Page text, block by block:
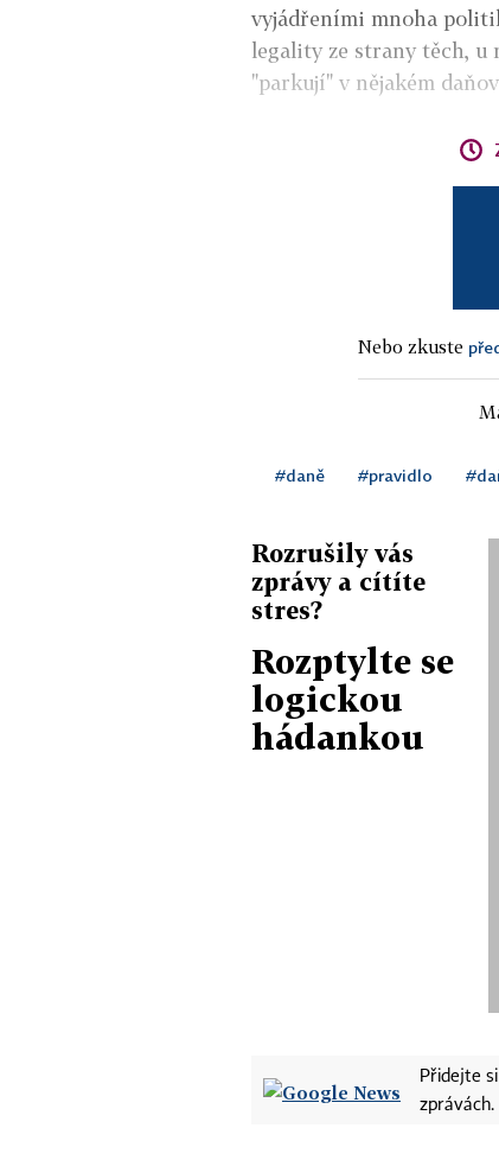
vyjádřeními mnoha
legality ze strany těch, u
"parkují" v nějakém
Nebo zkuste
#daně #pravidlo
Rozrušily vás
zprávy a cítíte
stres?
Rozptylte se
logickou
hádankou
Přidejte
zprávách.